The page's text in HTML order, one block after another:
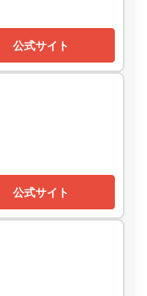
公式サイト
公式サイト